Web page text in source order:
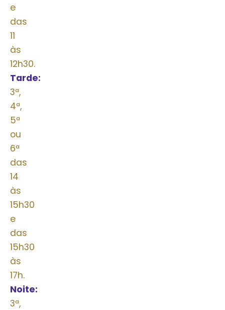
e
das
11
às
12h30.
Tarde:
3ª,
4ª,
5ª
ou
6ª
das
14
às
15h30
e
das
15h30
às
17h.
Noite:
3ª,